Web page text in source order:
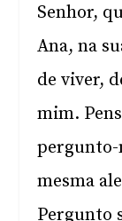
Senhor,
Ana, na
de viver,
mim.
pergunto-
mesma
Pergunto